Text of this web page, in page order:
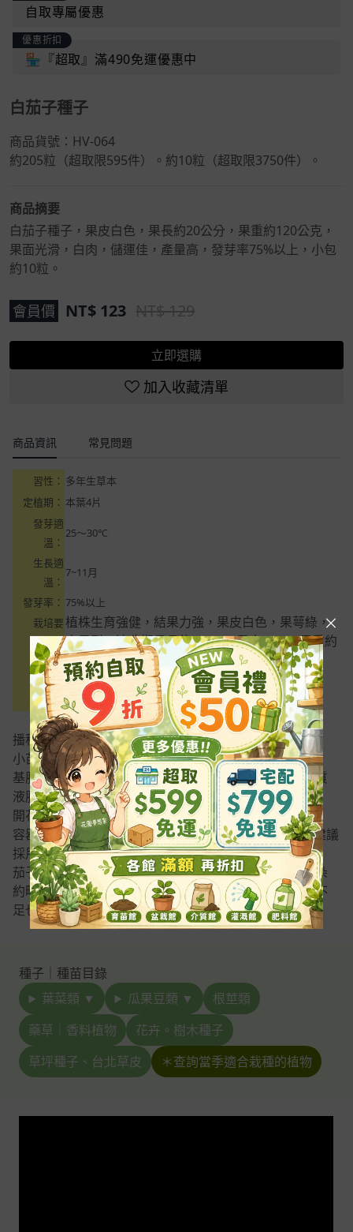
自取專屬優惠
優惠折扣
🏪『超取』滿490免運優惠中
白茄子種子
商品貨號： HV-064
約205粒（超取限595件）。約10粒（超取限3750件）。
商品摘要
白茄子種子，果皮白色，果長約20公分，果重約120公克，
果面光滑，白肉，儲運佳，產量高，發芽率75%以上，小包
約10粒。
會員價 NT$ 123 NT$ 129
立即選購
加入收藏清單
商品資訊 常見問題
習性： 多年生草本
定植期： 本葉4片
發芽適
溫：
25～30℃
生長適
溫：
7~11月
發芽率： 75%以上
栽培要
點：
植株生育強健，結果力強，果皮白色，果萼綠，
中果型，適收期果長約20cm、果寬3cm、果重約
120公克。果面光滑，白肉，儲運佳，產量高。
數量： 小包約10粒、大包1公克（約205粒）(原裝包)
包裝：約10x17cm
播種育苗：Klasmann蔬菜播種育苗專用泥炭土
小苗定植：純椰纖土(椰土)
基肥、追肥：金來富開花配方有機質肥料、樂豐收有機質
液肥
開花期追肥：漁人開花肥
容器：7寸栽培盆、單栽種箱(實際栽種後感覺都太小，建議
採用1尺以上花盆或8寸以上美植袋、二層栽種箱)
茄子栽種過程須注意肥料的補充，需要重肥，可觀察花朵
約略判斷，如雌蕊太短表示肥份不足，不易結果，養分不
足也容易造成果實小而彎曲。
種子｜種苗目錄
葉菜類 ▼
瓜果豆類 ▼
根莖類
藥草｜香料植物
花卉。樹木種子
草坪種子、台北草皮
＊查詢當季適合栽種的植物